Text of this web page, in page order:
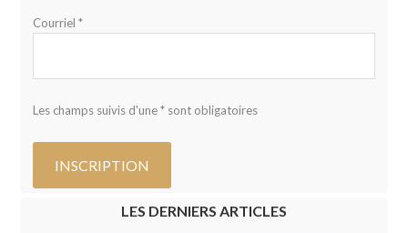
Courriel *
Les champs suivis d'une * sont obligatoires
LES DERNIERS ARTICLES